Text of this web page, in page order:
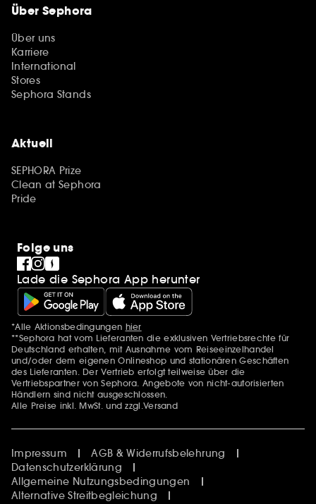
Über Sephora
Über uns
Karriere
International
Stores
Sephora Stands
Aktuell
SEPHORA Prize
Clean at Sephora
Pride
Folge uns
Lade die Sephora App herunter
Zusätzlich Erwähnungen
*Alle Aktionsbedingungen hier
**Sephora hat vom Lieferanten die exklusiven Vertriebsrechte für
Deutschland erhalten, mit Ausnahme vom Reiseeinzelhandel
und/oder dem eigenen Onlineshop und stationären Geschäften
des Lieferanten. Der Vertrieb erfolgt teilweise über die
Vertriebspartner von Sephora. Angebote von nicht-autorisierten
Händlern sind nicht ausgeschlossen.
Alle Preise inkl. MwSt. und zzgl.Versand
Impressum
AGB & Widerrufsbelehrung
Datenschutzerklärung
Allgemeine Nutzungsbedingungen
Alternative Streitbegleichung